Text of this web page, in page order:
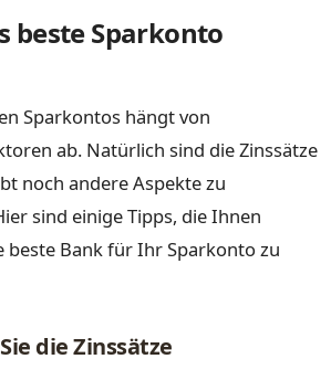
beste Sparkonto
Sparkontos hängt von
ab. Natürlich sind die Zinssätze
noch andere Aspekte zu
sind einige Tipps, die Ihnen
beste Bank für Ihr Sparkonto zu
die Zinssätze